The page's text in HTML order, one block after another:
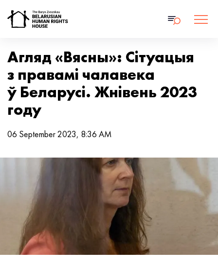
Агляд «Вясны»: Сітуацыя
з правамі чалавека
ў Беларусі. Жнівень 2023
году
06 September 2023, 8:36 AM